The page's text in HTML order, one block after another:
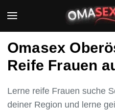
Omasex
Reife Frauen
Lerne reife Frauen suche
deiner Region und lerne